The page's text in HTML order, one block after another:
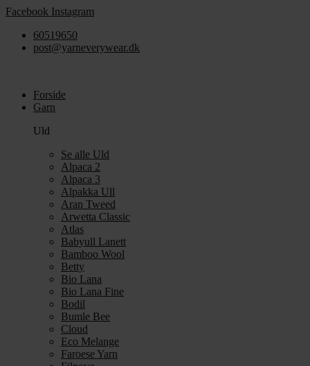
Videre
indhold
Facebook Instagram
60519650
post@yarneverywear.dk
Forside
Garn
Uld
Se alle Uld
Alpaca 2
Alpaca 3
Alpakka Ull
Aran Tweed
Arwetta Classic
Atlas
Babyull Lanett
Bamboo Wool
Betty
Bio Lana
Bio Lana Fine
Bodil
Bumle Bee
Cloud
Eco Melange
Faroese Yarn